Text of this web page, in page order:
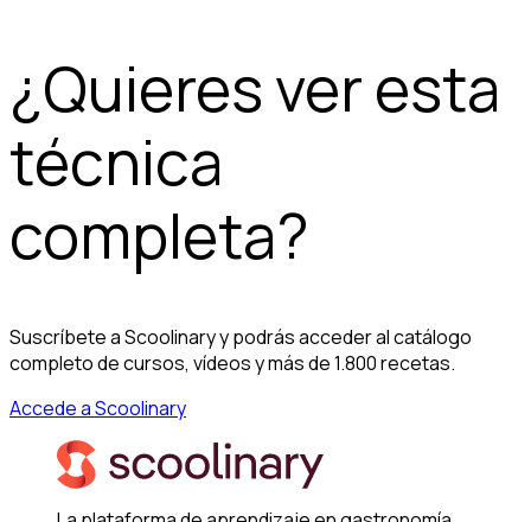
¿Quieres ver esta
técnica
completa?
Suscríbete a Scoolinary y podrás acceder al catálogo
completo de cursos, vídeos y más de 1.800 recetas.
Accede a Scoolinary